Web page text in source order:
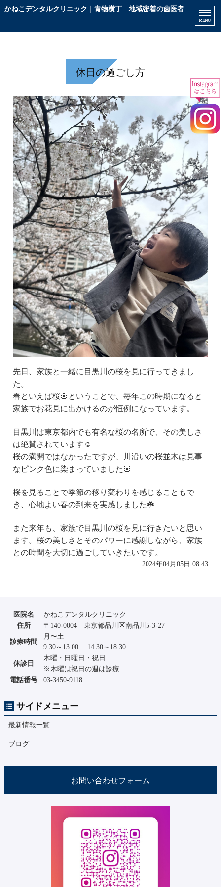
かねこデンタルクリニック｜青物横丁 地域密着の歯医者
患
院内紹介
アクセス
休日の過ごし方
先日、家族と一緒に目黒川の桜を見に行ってきまし
た。
春といえば桜🌸ということで、毎年この時期になると
家族でお花見に出かけるのが恒例になっています。
目黒川は東京都内でも有名な桜の名所で、その美しさ
は絶賛されています☺️
桜の満開ではなかったですが、川沿いの桜並木は見事
なピンク色に染まっていました🌸
桜を見ることで季節の移り変わりを感じることもで
き、心地よい春の到来を実感しました☘️
また来年も、家族で目黒川の桜を見に行きたいと思い
ます。桜の美しさとそのパワーに感謝しながら、家族
との時間を大切に過ごしていきたいです。
2024年04月05日 08:43
医院名
かねこデンタルクリニック
住所
〒140-0004 東京都品川区南品川5-3-27
診療時間
月〜土
9:30～13:00 14:30～18:30
休診日
木曜・日曜日・祝日
※木曜は祝日の週は診療
電話番号
03-3450-9118
サイドメニュー
最新情報一覧
ブログ
お問い合わせフォーム